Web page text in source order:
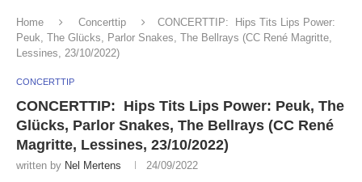
Home Concerttip
CONCERTTIP: Hips Tits Lips Power:
Peuk, The Glücks, Parlor Snakes, The Bellrays (CC René Magritte,
Lessines, 23/10/2022)
CONCERTTIP
CONCERTTIP: Hips Tits Lips Power: Peuk, The
Glücks, Parlor Snakes, The Bellrays (CC René
Magritte, Lessines, 23/10/2022)
written by Nel Mertens 24/09/2022